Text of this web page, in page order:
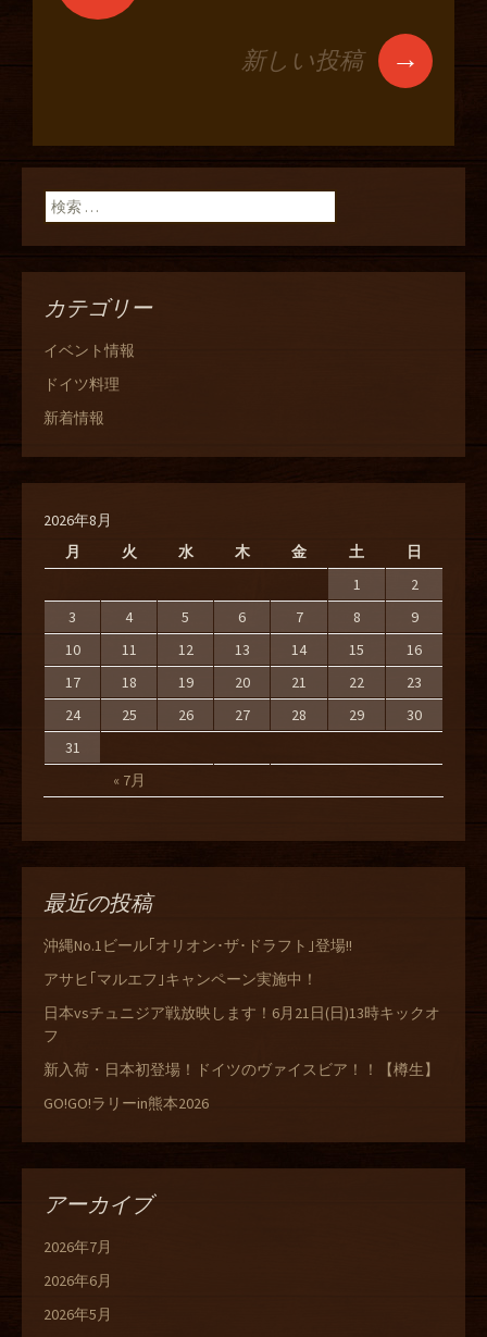
新しい投稿 →
検索:
カテゴリー
イベント情報
ドイツ料理
新着情報
2026年8月
月
火 水 木 金 土 日
« 7月
1
2
3
4 5 6 7 8
9
10
11 12 13 14 15
16
17
18 19 20 21 22
23
24
25 26 27 28 29
30
31
最近の投稿
沖縄No.1ビール｢オリオン･ザ･ドラフト｣登場!!
アサヒ｢マルエフ｣キャンペーン実施中！
日本vsチュニジア戦放映します！6月21日(日)13時キックオ
フ
新入荷・日本初登場！ドイツのヴァイスビア！！【樽生】
GO!GO!ラリーin熊本2026
アーカイブ
2026年7月
2026年6月
2026年5月